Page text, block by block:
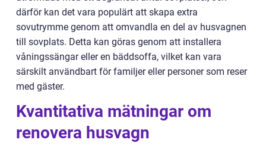
därför kan det vara populärt att skapa extra
sovutrymme genom att omvandla en del av husvagnen
till sovplats. Detta kan göras genom att installera
våningssängar eller en bäddsoffa, vilket kan vara
särskilt användbart för familjer eller personer som reser
med gäster.
Kvantitativa mätningar om
renovera husvagn